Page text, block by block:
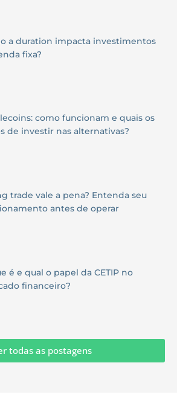
a duration impacta investimentos
fixa?
como funcionam e quais os
de investir nas alternativas?
trade vale a pena? Entenda seu
antes de operar
é e qual o papel da CETIP no
financeiro?
todas as postagens